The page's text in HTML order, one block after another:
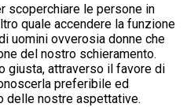
scoperchiare le persone in
quale accendere la funzione
uomini ovverosia donne che
del nostro schieramento.
giusta, attraverso il favore di
preferibile ed
delle nostre aspettative.